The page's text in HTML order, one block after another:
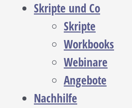
Skripte und Co
Skripte
Workbooks
Webinare
Angebote
Nachhilfe